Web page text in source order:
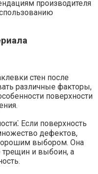
производителя
стен после
различные факторы,
поверхности
Если поверхность
дефектов,
выбором.​ Она
трещин и выбоин, а